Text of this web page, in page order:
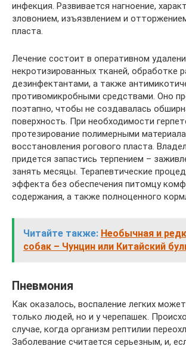
инфекция. Развивается нагноение,
зловонием, изъязвлением и
пласта.
Лечение состоит в оперативном
некротизированных тканей, обработке
дезинфектантами, а также
противомикробными средствами. Оно
поэтапно, чтобы не создавалась
поверхность. При необходимости
протезирование полимерными
восстановления рогового пласта.
придется запастись терпением –
занять месяцы. Терапевтические
эффекта без обеспечения питомцу
содержания, а также полноценного
Читайте также: Необычная и
собак – Чунцин или Китайский
Пневмония
Как оказалось, воспаление легких
только людей, но и у черепашек.
случае, когда организм рептилии
Заболевание считается серьезным, и,